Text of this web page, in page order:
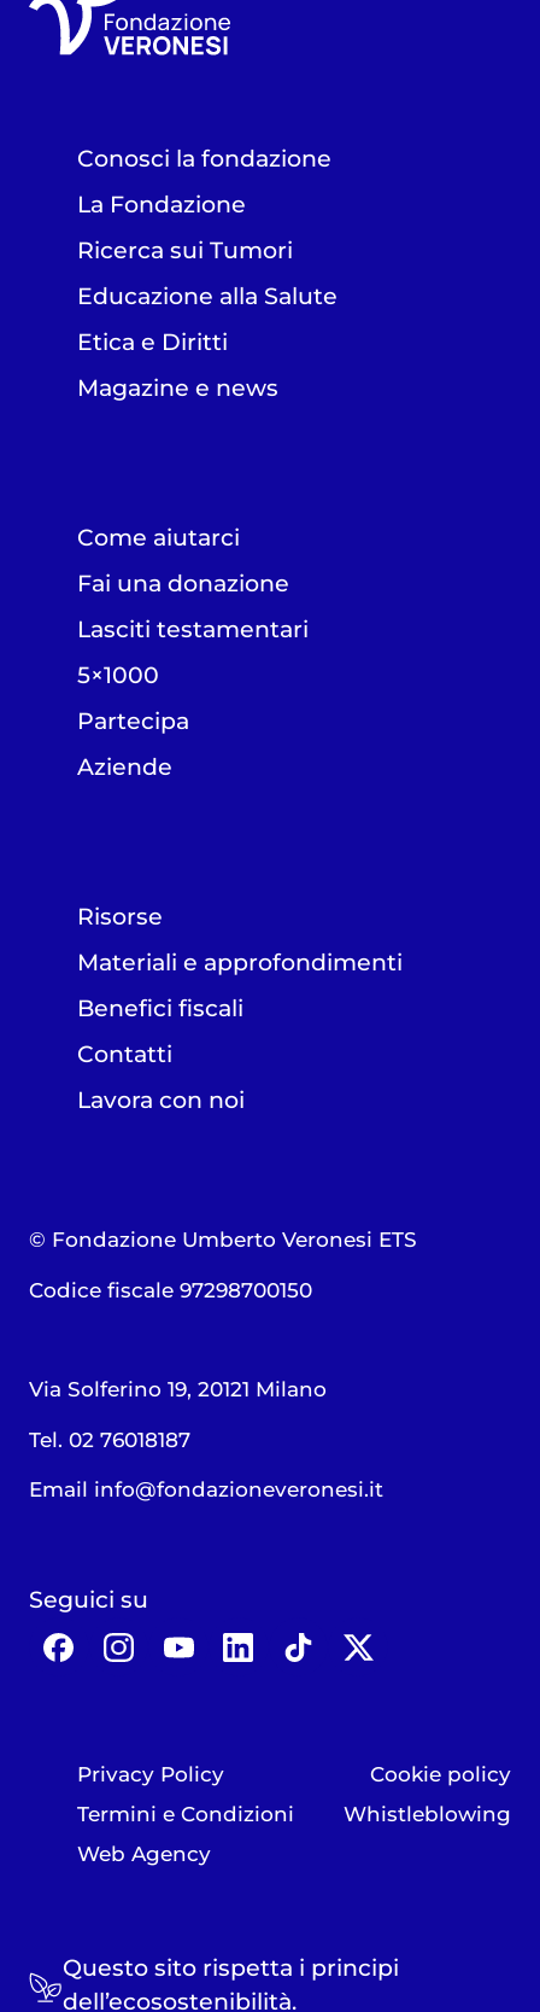
Conosci la fondazione
La Fondazione
Ricerca sui Tumori
Educazione alla Salute
Etica e Diritti
Magazine e news
Come aiutarci
Fai una donazione
Lasciti testamentari
5×1000
Partecipa
Aziende
Risorse
Materiali e approfondimenti
Benefici fiscali
Contatti
Lavora con noi
© Fondazione Umberto Veronesi ETS
Codice fiscale 97298700150
Via Solferino 19, 20121 Milano
Tel. 02 76018187
Email info@fondazioneveronesi.it
Seguici su
Privacy Policy
Cookie policy
Termini e Condizioni
Whistleblowing
Web Agency
Questo sito rispetta i principi
dell’ecosostenibilità.